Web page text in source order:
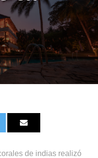
de indias realizó